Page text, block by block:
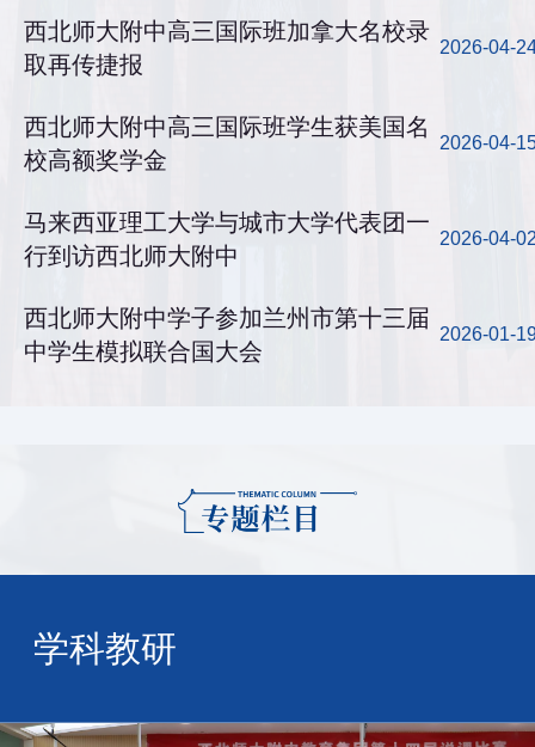
西北师大附中高三国际班加拿大名校录
取再传捷报
2026-04-
西北师大附中高三国际班学生获美国名
校高额奖学金
2026-04-
马来西亚理工大学与城市大学代表团一
行到访西北师大附中
2026-04-
西北师大附中学子参加兰州市第十三届
中学生模拟联合国大会
2026-01-
学科教研